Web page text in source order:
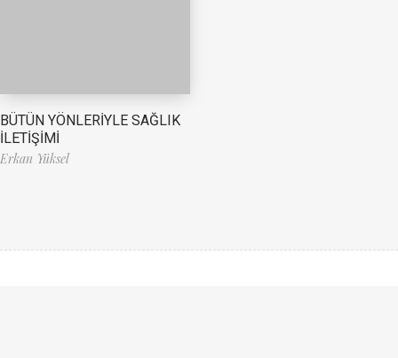
BÜTÜN YÖNLERİYLE SAĞLIK
İLETİŞİMİ
Erkan Yüksel